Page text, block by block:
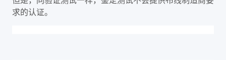
求的认证。